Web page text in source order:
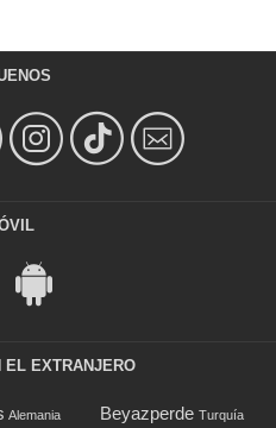
EL EXTRANJERO
Alemania Beyazperde Turquía